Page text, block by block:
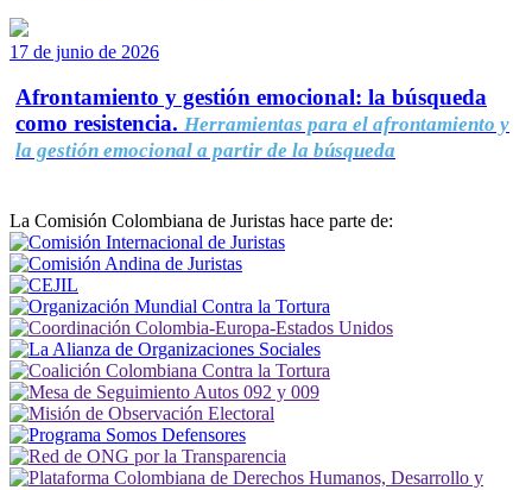
17 de junio de 2026
Afrontamiento y gestión emocional: la búsqueda
como resistencia. Herramientas para el afrontamiento y
la gestión emocional a partir de la búsqueda
La Comisión Colombiana de Juristas hace parte de: